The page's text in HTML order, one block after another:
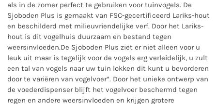
als in de zomer perfect te gebruiken voor tuinvogels. De
Sjoboden Plus is gemaakt van FSC-gecertificeerd Lariks-hout
en beschilderd met milieuvriendelijke verf. Door het Lariks-
hout is dit vogelhuis duurzaam en bestand tegen
weersinvloeden.De Sjoboden Plus ziet er niet alleen voor u
leuk uit maar is tegelijk voor de vogels erg verleidelijk, u zult
een tal van vogels naar uw tuin lokken dit kunt u bevorderen
door te variëren van vogelvoer*. Door het unieke ontwerp van
de voederdispenser blijft het vogelvoer beschermd tegen
regen en andere weersinvloeden en krijgen grotere